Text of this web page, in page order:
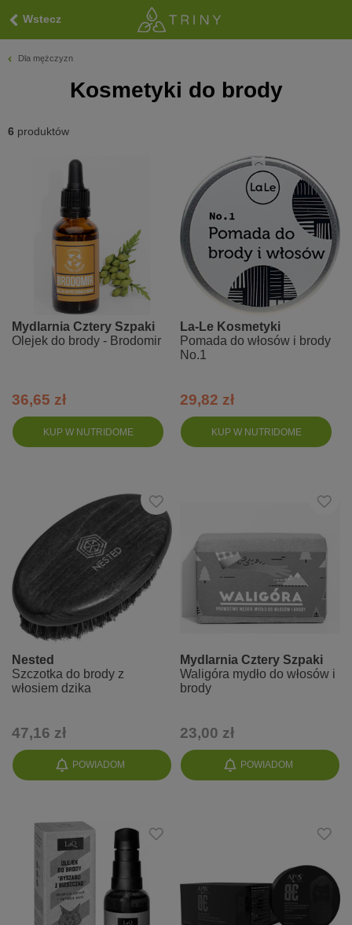
Wstecz
Dla mężczyzn
Kosmetyki do brody
6 produktów
KUP W NUTRIDOME
Mydlarnia Cztery Szpaki
Olejek do brody - Brodomir
36,65 zł
KUP W NUTRIDOME
La-Le Kosmetyki
Pomada do włosów i brody
No.1
29,82 zł
POWIADOM
Nested
Szczotka do brody z
włosiem dzika
47,16 zł
POWIADOM
Mydlarnia Cztery Szpaki
Waligóra mydło do włosów i
brody
23,00 zł